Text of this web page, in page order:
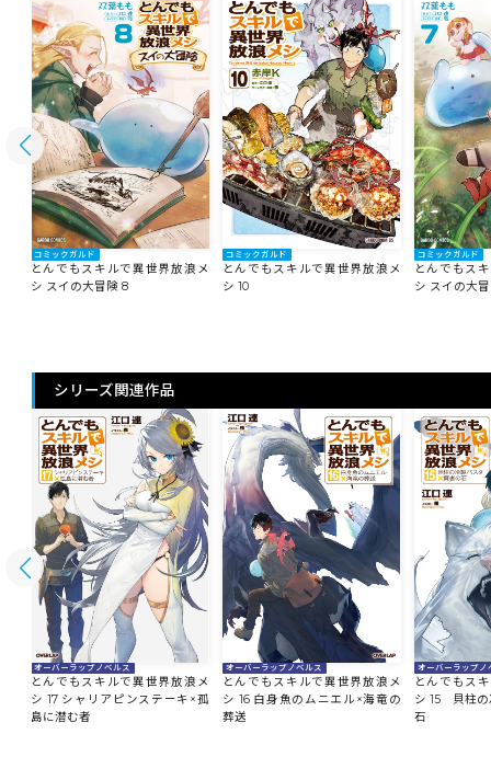
コミックガルド
とんでもスキルで異世界放浪メ
シ スイの大冒険 8
コミックガルド
とんでもスキルで異世界放浪メ
シ 10
コミックガルド
とんでもス
シ スイの大
シリーズ関連作品
オーバーラップノベルス
とんでもスキルで異世界放浪メ
シ 17 シャリアピンステーキ×孤
島に潜む者
オーバーラップノベルス
とんでもスキルで異世界放浪メ
シ 16 白身魚のムニエル×海竜の
葬送
オーバーラップノ
とんでもス
シ 15 貝柱の
石